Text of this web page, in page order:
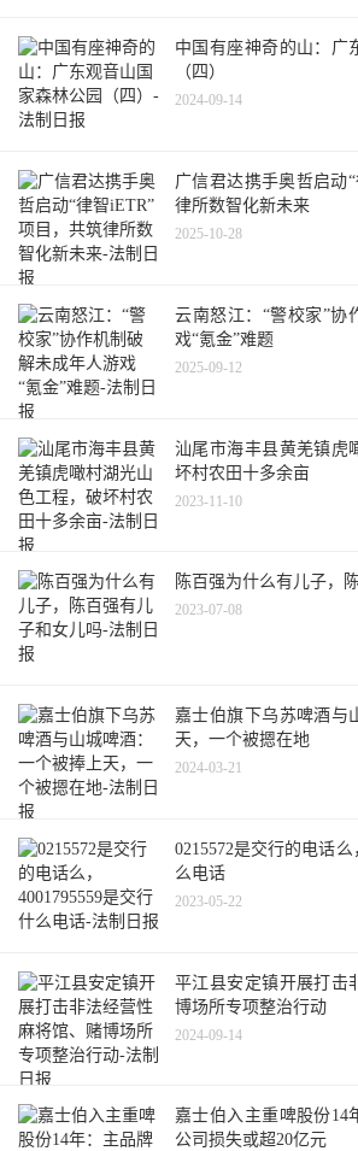
中国有座神奇的山：广
（四）
2024-09-14
广信君达携手奥哲启动
律所数智化新未来
2025-10-28
云南怒江：“警校家”协
戏“氪金”难题
2025-09-12
汕尾市海丰县黄羌镇虎
坏村农田十多余亩
2023-11-10
陈百强为什么有儿子，
2023-07-08
嘉士伯旗下乌苏啤酒与
天，一个被摁在地
2024-03-21
0215572是交行的电话么
么电话
2023-05-22
平江县安定镇开展打击
博场所专项整治行动
2024-09-14
嘉士伯入主重啤股份14
公司损失或超20亿元